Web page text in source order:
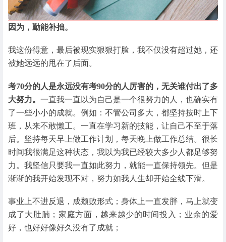
因为，勤能补拙。
我这份得意，最后被现实狠狠打脸，我不仅没有超过她，还
被她远远的甩在了后面。
考70分的人是永远没有考90分的人厉害的，无关谁付出了多
大努力。 一直我一直以为自己是一个很努力的人，也确实有
了一些小小的成就。例如：不管公司多大，都坚持按时上下
班，从来不敢懒工。一直在学习新的技能，让自己不至于落
后。坚持每天早上做工作计划，每天晚上做工作总结。很长
时间我很满足这种状态，我以为我已经较大多少人都足够努
力。我坚信只要我一直如此努力，就能一直保持领先。但是
渐渐的我开始发现不对，努力如我人生却开始全线下滑。
事业上不进反退，成颓败形式；身体上一直发胖，马上就变
成了大肚腩；家庭方面，越来越少的时间投入；业余的爱
好，也好好像好久没有了成就；